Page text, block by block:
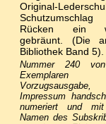
Original-
Schutzumschlag
Rücken ein
gebräunt. (Die
Bibliothek Band 5).
Nummer 240
Exemplaren
Impressum
numeriert und
Namen des